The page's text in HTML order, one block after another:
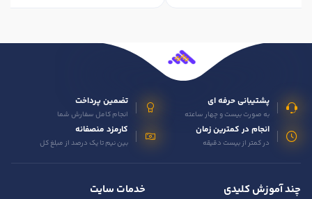
پشتیبانی حرفه ای
به صورت بیست و چهار ساعته
تضمین پرداخت
انجام کامل سفارش شما
انجام در کمترین زمان
در کمتر از بیست دقیقه
کارمزد منصفانه
بین نیم تا یک درصد از مبلغ کل
چند آموزش کلیدی خدمات سایت